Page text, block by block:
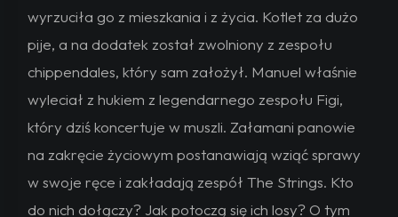
wyrzuciła go z mieszkania i z życia. Kotlet za dużo
pije, a na dodatek został zwolniony z zespołu
chippendales, który sam założył. Manuel właśnie
wyleciał z hukiem z legendarnego zespołu Figi,
który dziś koncertuje w muszli. Załamani panowie
na zakręcie życiowym postanawiają wziąć sprawy
w swoje ręce i zakładają zespół The Strings. Kto
do nich dołączy? Jak potoczą się ich losy? O tym